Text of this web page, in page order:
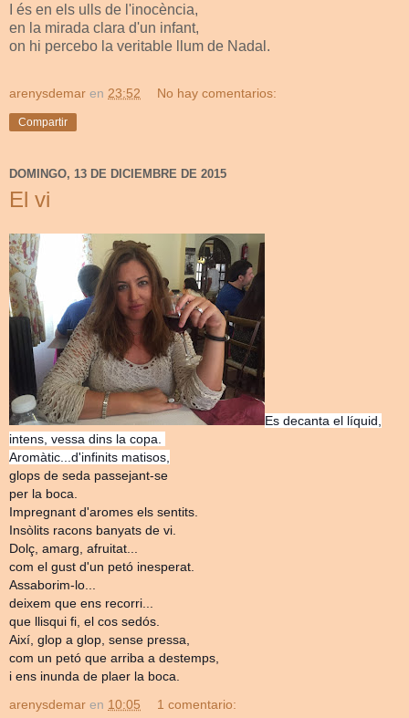
I és en els ulls de l'inocència,
en la mirada clara d'un infant,
on hi percebo la veritable llum de Nadal.
arenysdemar en 23:52 No hay comentarios:
Compartir
DOMINGO, 13 DE DICIEMBRE DE 2015
El vi
Es decanta el líquid,
intens, vessa dins la copa.
Aromàtic...d'infinits matisos,
glops de seda passejant-se
per la boca.
Impregnant d'aromes els sentits.
Insòlits racons banyats de vi.
Dolç, amarg, afruitat...
com el gust d'un petó inesperat.
Assaborim-lo...
deixem que ens recorri...
que llisqui fi, el cos sedós.
Així, glop a glop, sense pressa,
com un petó que arriba a destemps,
i ens inunda de plaer la boca.
arenysdemar en 10:05 1 comentario: